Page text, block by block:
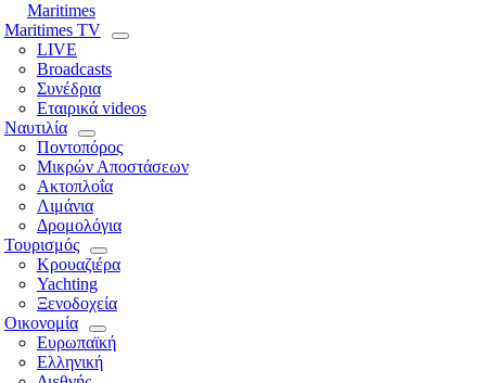
Maritimes
Maritimes TV
LIVE
Broadcasts
Συνέδρια
Εταιρικά videos
Ναυτιλία
Ποντοπόρος
Μικρών Αποστάσεων
Ακτοπλοΐα
Λιμάνια
Δρομολόγια
Τουρισμός
Κρουαζιέρα
Yachting
Ξενοδοχεία
Οικονομία
Ευρωπαϊκή
Ελληνική